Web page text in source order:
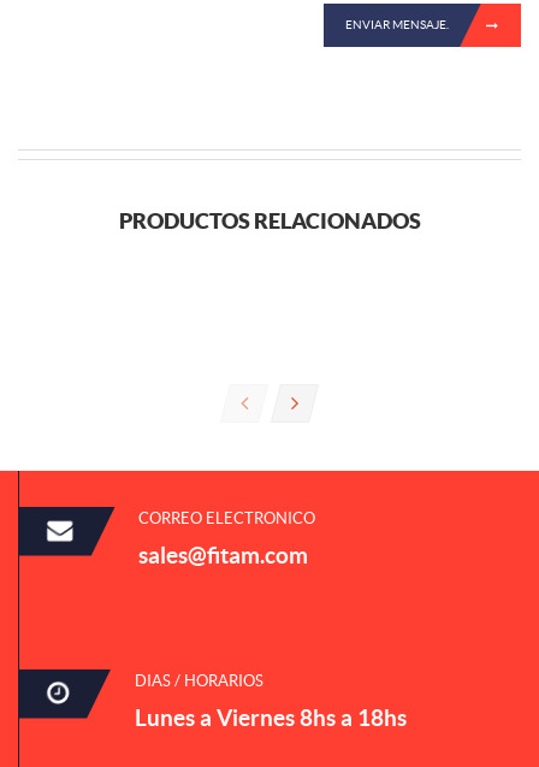
ENVIAR MENSAJE.
PRODUCTOS RELACIONADOS
CORREO ELECTRONICO
sales@fitam.com
DIAS / HORARIOS
Lunes a Viernes 8hs a 18hs